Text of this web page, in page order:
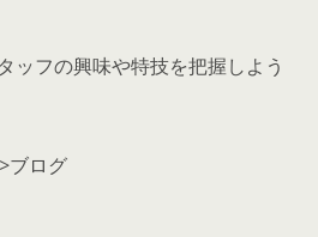
ッフの興味や特技を把握しよう